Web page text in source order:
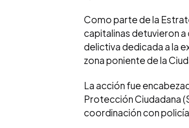
Como parte de la
capitalinas detuvieron
delictiva dedicada a la
zona poniente de la
La acción fue
Protección Ciudadana
coordinación con